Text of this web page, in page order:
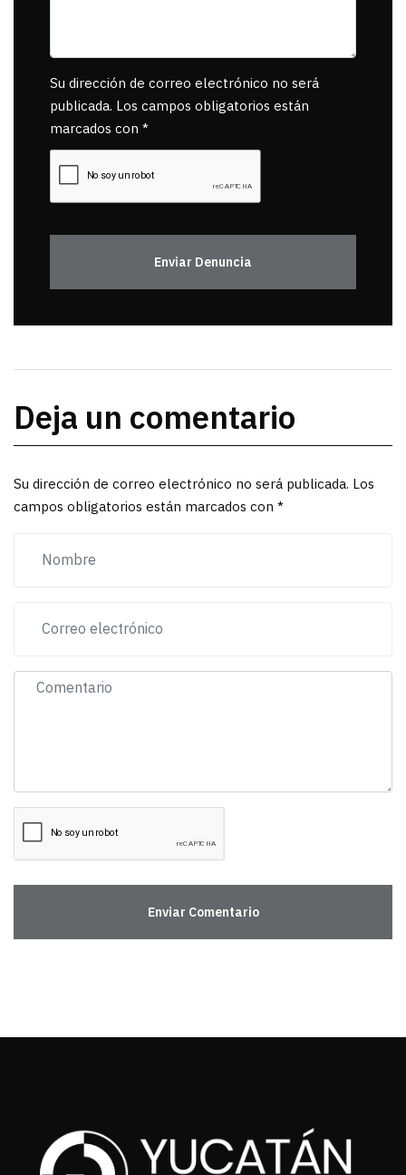
Su dirección de correo electrónico no será
publicada. Los campos obligatorios están
marcados con *
Enviar Denuncia
Deja un comentario
Su dirección de correo electrónico no será publicada. Los
campos obligatorios están marcados con *
Enviar Comentario